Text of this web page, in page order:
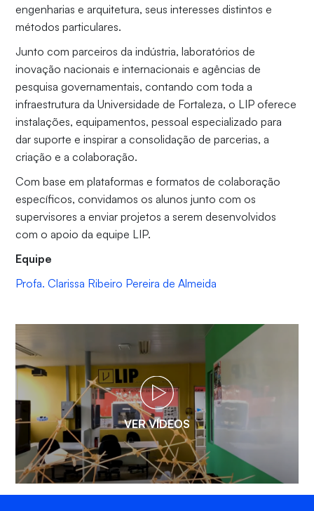
engenharias e arquitetura, seus interesses distintos e
métodos particulares.
Junto com parceiros da indústria, laboratórios de
inovação nacionais e internacionais e agências de
pesquisa governamentais, contando com toda a
infraestrutura da Universidade de Fortaleza, o LIP oferece
instalações, equipamentos, pessoal especializado para
dar suporte e inspirar a consolidação de parcerias, a
criação e a colaboração.
Com base em plataformas e formatos de colaboração
específicos, convidamos os alunos junto com os
supervisores a enviar projetos a serem desenvolvidos
com o apoio da equipe LIP.
Equipe
Profa. Clarissa Ribeiro Pereira de Almeida
VER VÍDEOS